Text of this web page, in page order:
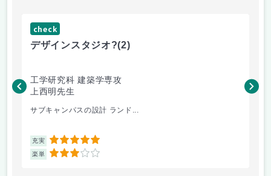
check
デザインスタジオ?(2)
工学研究科 建築学専攻
上西明先生
サブキャンパスの設計 ランド...
充実 5
楽単 3
こ